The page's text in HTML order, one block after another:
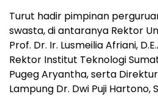
Turut hadir pimpinan
swasta, di antaranya Rektor
Prof. Dr. Ir. Lusmeilia Afriani,
Rektor Institut Teknologi
Pugeg Aryantha, serta
Lampung Dr. Dwi Puji Hartono,